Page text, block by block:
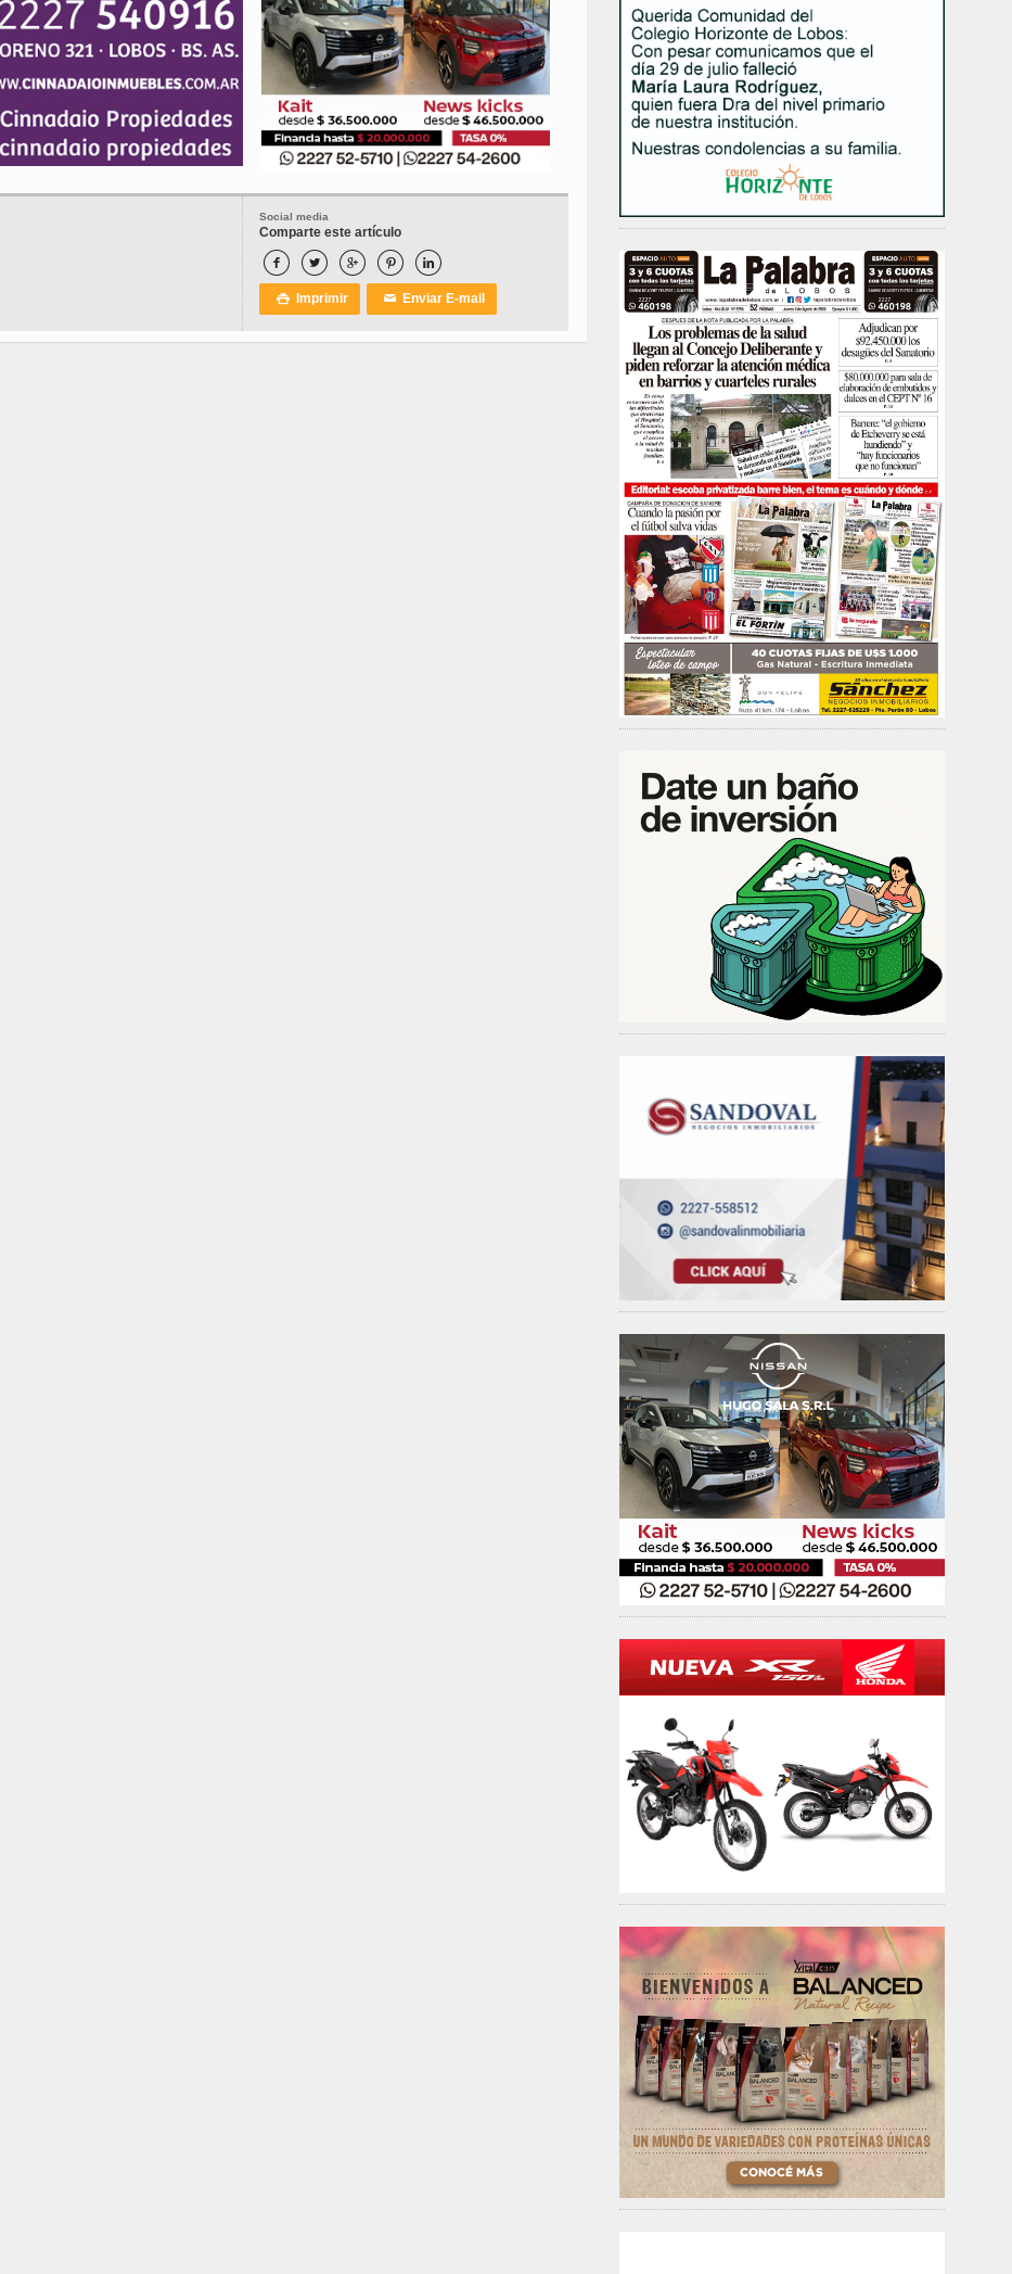
Social media
Comparte este artículo
    
 Imprimir ✉ Enviar E-mail